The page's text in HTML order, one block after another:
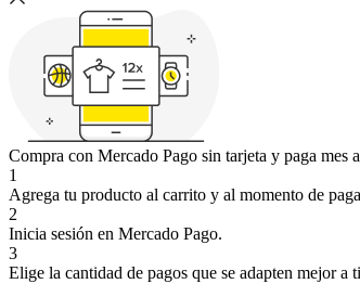
Compra con Mercado Pago sin tarjeta y paga mes
1
Agrega tu producto al carrito y al momento de
2
Inicia sesión en Mercado Pago.
3
Elige la cantidad de pagos que se adapten mejor a